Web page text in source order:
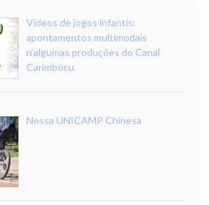
Vídeos de jogos infantis:
apontamentos multimodais
n’algumas produções do Canal
Carimbócu.
Nossa UNICAMP Chinesa